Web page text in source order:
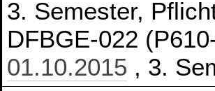
3. Semester,
DFBGE-022
01.10.2015 , 3.